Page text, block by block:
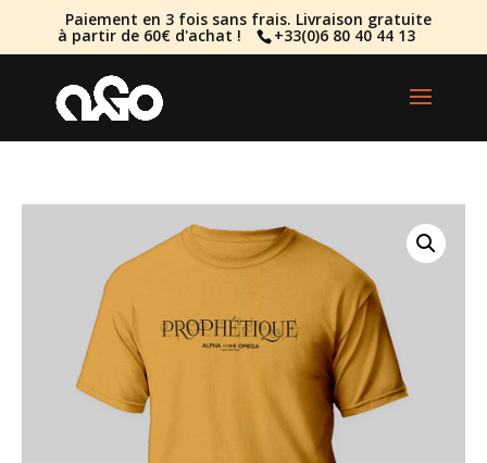
Paiement en 3 fois sans frais. Livraison gratuite
à partir de 60€ d'achat ! +33(0)6 80 40 44 13